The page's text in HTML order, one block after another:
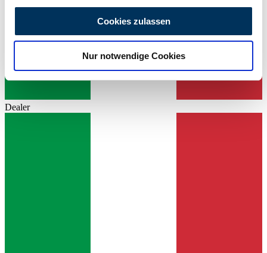
analysieren. Außerdem geben wir Informationen zu Ihrer
Verwendung unserer Website an unsere Partner für
soziale Medien, Werbung und Analysen weiter. Unsere
weiteren Daten zusammen, die Sie ihnen bereitgestellt
haben oder die sie im Rahmen Ihrer Nutzung der Dienste
Cookies zulassen
Nur notwendige Cookies
Dealer